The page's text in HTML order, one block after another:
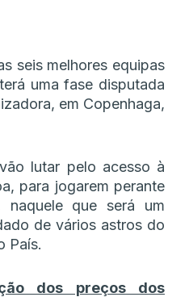
seis melhores equipas
uma fase disputada
em Copenhaga,
lutar pelo acesso à
para jogarem perante
naquele que será um
de vários astros do
País.
dos preços dos